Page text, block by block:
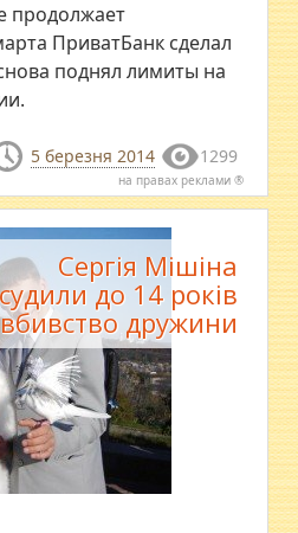
продолжает
ПриватБанк сделал
поднял лимиты на
5 березня 2014 1299
на правах реклами ®
Сергія Мішіна
до 14 років
дружини